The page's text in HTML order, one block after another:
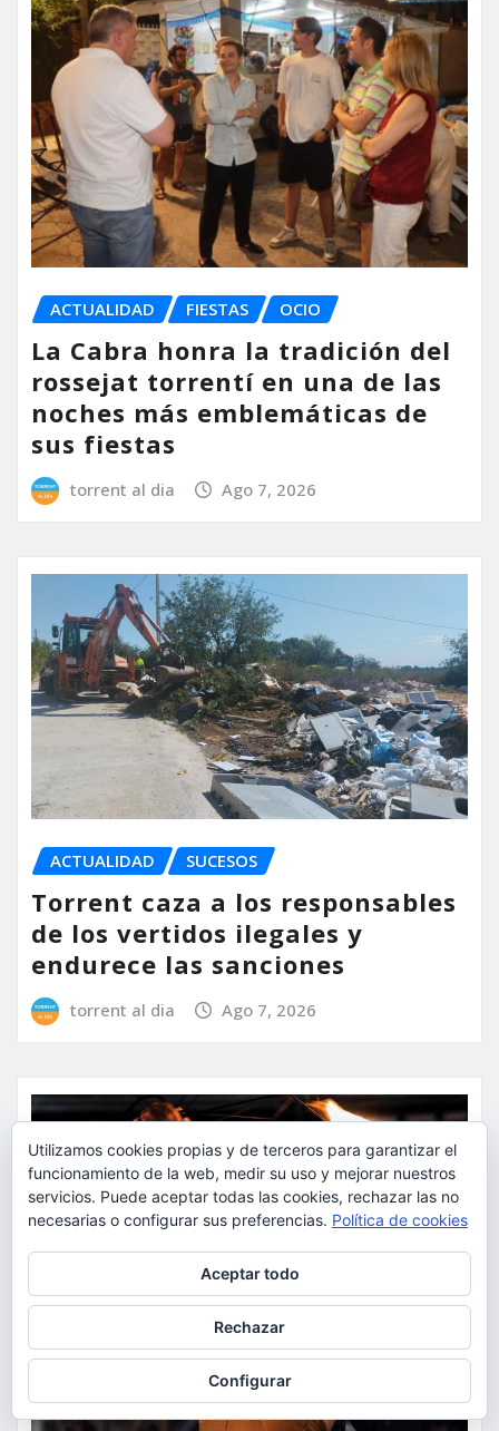
ACTUALIDAD FIESTAS OCIO
La Cabra honra la tradición del
rossejat torrentí en una de las
noches más emblemáticas de
sus fiestas
torrent al dia Ago 7, 2026
ACTUALIDAD SUCESOS
Torrent caza a los responsables
de los vertidos ilegales y
endurece las sanciones
torrent al dia Ago 7, 2026
Utilizamos cookies propias y de terceros para garantizar el
funcionamiento de la web, medir su uso y mejorar nuestros
servicios. Puede aceptar todas las cookies, rechazar las no
necesarias o configurar sus preferencias. Política de cookies
Aceptar todo
Rechazar
Configurar
Para obtener más información, incluido cómo gestionar las cookies,